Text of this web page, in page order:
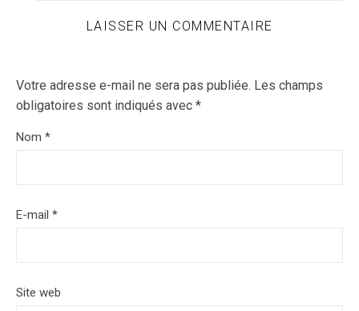
LAISSER UN COMMENTAIRE
Votre adresse e-mail ne sera pas publiée. Les champs
obligatoires sont indiqués avec *
Nom *
E-mail *
Site web